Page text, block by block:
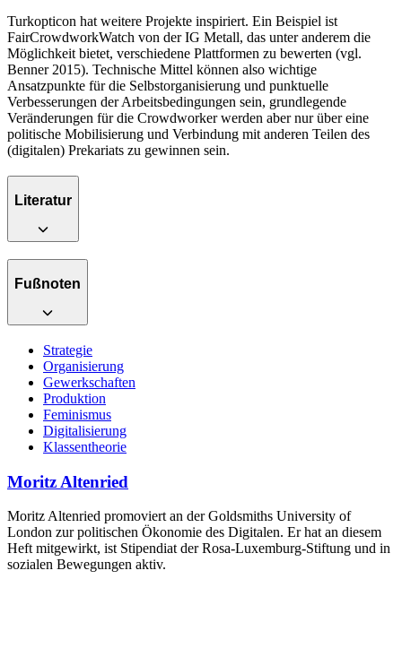
Turkopticon hat weitere Projekte inspiriert. Ein Beispiel ist
FairCrowdworkWatch von der IG Metall, das unter anderem die
Möglichkeit bietet, verschiedene Plattformen zu bewerten (vgl.
Benner 2015). Technische Mittel können also wichtige
Ansatzpunkte für die Selbstorganisierung und punktuelle
Verbesserungen der Arbeitsbedingungen sein, grundlegende
Veränderungen für die Crowdworker werden aber nur über eine
politische Mobilisierung und Verbindung mit anderen Teilen des
(digitalen) Prekariats zu gewinnen sein.
Literatur
Fußnoten
Strategie
Organisierung
Gewerkschaften
Produktion
Feminismus
Digitalisierung
Klassentheorie
Moritz Altenried
Moritz Altenried promoviert an der Goldsmiths University of
London zur politischen Ökonomie des Digitalen. Er hat an diesem
Heft mitgewirkt, ist Stipendiat der Rosa-Luxemburg-Stiftung und in
sozialen Bewegungen aktiv.